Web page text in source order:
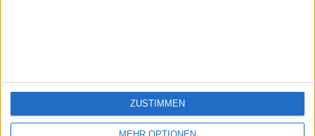
ZUSTIMMEN
Si vous êtes francophone, vous devriez aller
Let's visit GeoHeroes.com!